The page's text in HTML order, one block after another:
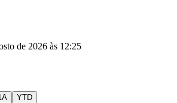
de 2026 às 12:25
YTD